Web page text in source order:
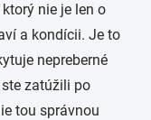
nie je len o
a kondícii. Je to
nepreberné
zatúžili po
tou správnou